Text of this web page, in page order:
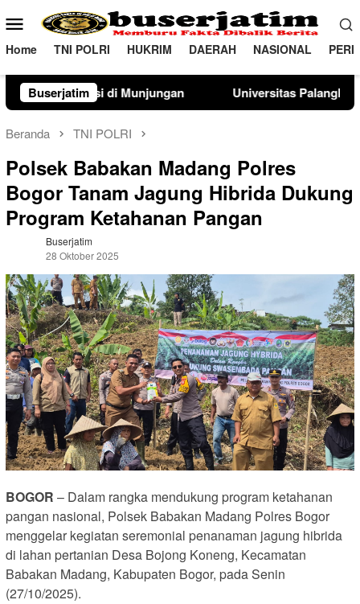
ke
konten
Menu
Mobile
Home TNI POLRI HUKRIM DAERAH NASIONAL
Buserjatim Universitas Palangka Raya Perkuat SDM
Beranda TNI POLRI
Polsek Babakan Madang Polres
Bogor Tanam Jagung Hibrida Dukung
Program Ketahanan Pangan
Buserjatim
28 Oktober 2025
BOGOR – Dalam rangka mendukung program ketahanan
pangan nasional, Polsek Babakan Madang Polres Bogor
menggelar kegiatan seremonial penanaman jagung hibrida
di lahan pertanian Desa Bojong Koneng, Kecamatan
Babakan Madang, Kabupaten Bogor, pada Senin
(27/10/2025).